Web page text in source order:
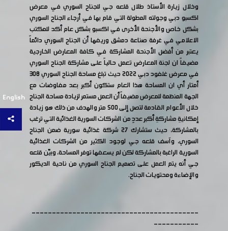
English
وخلال زيارة الأستاذ طلال قلعه جي للجناح السوري في معرض
اكسبو دبي وجولته المطولة التي قام بها في أرجاء الجناح السوري
بشكل خاص والأجنحة الأخرى في اكسبو بشكل عام أكد للمكتب
الاعلامي في غرفة صناعة دمشق وريفها أن الجناح السوري دائماً
يعتبر من أفضل الأجنحة المشاركة في كافة المعارض الخارجية
مضيفاً ان لجنة المعارض تعمل حالياً على مشاركة الجناح السوري
في معرض غلفود دبي 2022 حيث تبلغ مساحة الجناح السوري 308
أمتار أي ان المساحة هذا العام ستكون أكبر بعد مفاوضات مع
الجهة المنظمة للمعرض مضيفاً أن العمل مستمر لزيادة مساحة الجناح
خلال الأعوام القادمة لتصل إلى 500 متر والهدف من ذلك هو زيادة
إمكانيةِ مشاركةِ أكبر عددٍ من الشركات السورية الغذائية التي ترغب
بالمشاركة، حيث ستشارك 27 شركة غذائية سورية ضمن الجناح
السوري، وآسف قلعه جي لوجود الكثير من الشركات الغذائية
السورية الراغبة بالمشاركة لكن لم يسعفها توفر المساحة، وبيّن قلعه
جي أنه يتم العمل على تصميم الجناح السوري من ناحية الديكور
والإضاءة ومحتويات الجناح.
-----------------------------------------
-----------